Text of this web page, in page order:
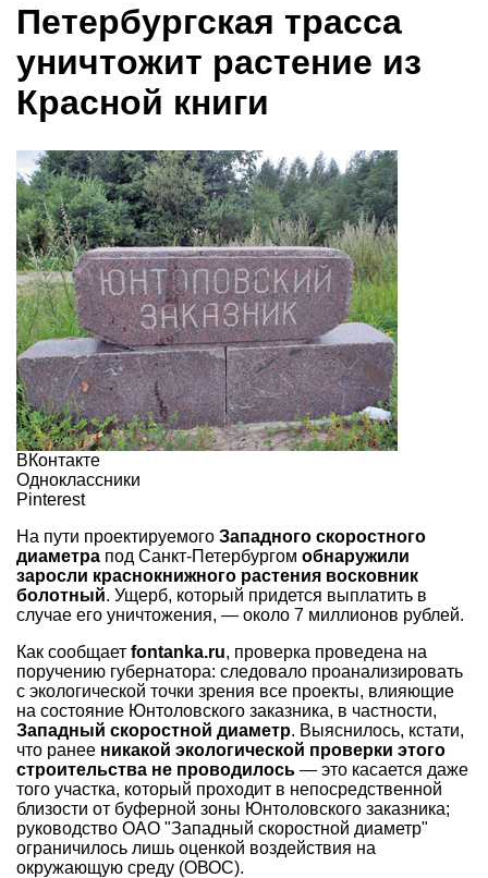
Петербургская трасса
уничтожит растение из
Красной книги
ВКонтакте
Одноклассники
Pinterest
На пути проектируемого Западного скоростного
диаметра под Санкт-Петербургом обнаружили
заросли краснокнижного растения восковник
болотный. Ущерб, который придется выплатить в
случае его уничтожения, — около 7 миллионов рублей.
Как сообщает fontanka.ru, проверка проведена на
поручению губернатора: следовало проанализировать
с экологической точки зрения все проекты, влияющие
на состояние Юнтоловского заказника, в частности,
Западный скоростной диаметр. Выяснилось, кстати,
что ранее никакой экологической проверки этого
строительства не проводилось — это касается даже
того участка, который проходит в непосредственной
близости от буферной зоны Юнтоловского заказника;
руководство ОАО "Западный скоростной диаметр"
ограничилось лишь оценкой воздействия на
окружающую среду (ОВОС).